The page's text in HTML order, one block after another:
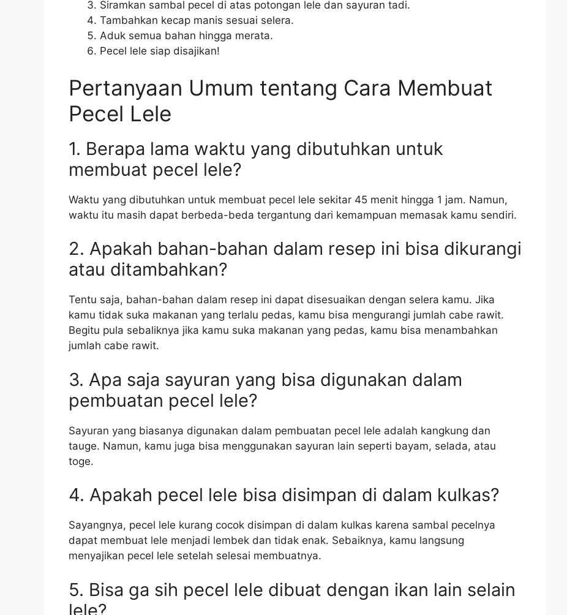
Siramkan sambal pecel di atas potongan lele dan sayuran tadi.
Tambahkan kecap manis sesuai selera.
Aduk semua bahan hingga merata.
Pecel lele siap disajikan!
Pertanyaan Umum tentang Cara Membuat
Pecel Lele
1. Berapa lama waktu yang dibutuhkan untuk
membuat pecel lele?
Waktu yang dibutuhkan untuk membuat pecel lele sekitar 45 menit hingga 1 jam. Namun,
waktu itu masih dapat berbeda-beda tergantung dari kemampuan memasak kamu sendiri.
2. Apakah bahan-bahan dalam resep ini bisa dikurangi
atau ditambahkan?
Tentu saja, bahan-bahan dalam resep ini dapat disesuaikan dengan selera kamu. Jika
kamu tidak suka makanan yang terlalu pedas, kamu bisa mengurangi jumlah cabe rawit.
Begitu pula sebaliknya jika kamu suka makanan yang pedas, kamu bisa menambahkan
jumlah cabe rawit.
3. Apa saja sayuran yang bisa digunakan dalam
pembuatan pecel lele?
Sayuran yang biasanya digunakan dalam pembuatan pecel lele adalah kangkung dan
tauge. Namun, kamu juga bisa menggunakan sayuran lain seperti bayam, selada, atau
toge.
4. Apakah pecel lele bisa disimpan di dalam kulkas?
Sayangnya, pecel lele kurang cocok disimpan di dalam kulkas karena sambal pecelnya
dapat membuat lele menjadi lembek dan tidak enak. Sebaiknya, kamu langsung
menyajikan pecel lele setelah selesai membuatnya.
5. Bisa ga sih pecel lele dibuat dengan ikan lain selain
lele?